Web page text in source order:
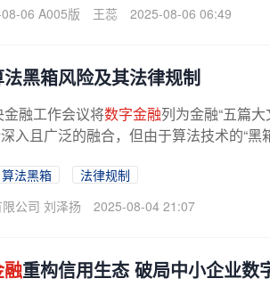
06 A005版 王蕊 2025-08-06 06:49
黑箱风险及其法律规制
融工作会议将数字金融列为金融“五篇
入且广泛的融合，但由于算法技术的“黑
算法黑箱
法律规制
公司 刘泽扬
2025-08-04 21:07
重构信用生态 破局中小企业数